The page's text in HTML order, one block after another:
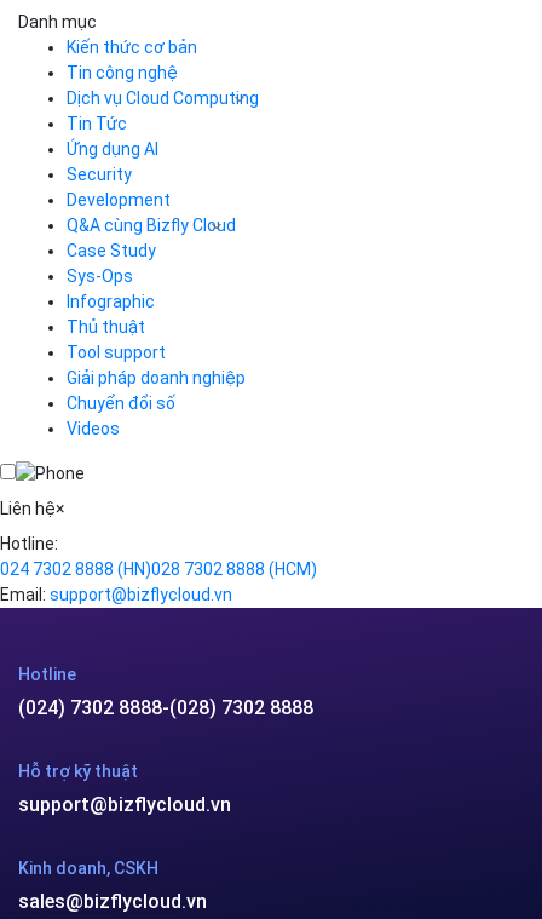
Danh mục
Kiến thức cơ bản
Tin công nghệ
Dịch vụ Cloud Computing
Cloud Server
CDN
Load Balancer
Auto Scaling
Container Registry
Kubernetes
Cloud Database
Call Center
Business Email
Simple Storage
VOD
VPN
Traffic Manager
Cloud VPS
Videos
Tin Tức
Ứng dụng AI
Security
Development
Q&A cùng Bizfly Cloud
Q&A về Bizfly Cloud Server
Thao tác kết nối tới server
Videos
Q&A về Bizfly Business Email
Videos
Case Study
Sys-Ops
Infographic
Thủ thuật
Tool support
Giải pháp doanh nghiệp
Chuyển đổi số
Videos
Liên hệ×
Hotline:
024 7302 8888 (HN)028 7302 8888 (HCM)
Email: support@bizflycloud.vn
Hotline
(024) 7302 8888-(028) 7302 8888
Hỗ trợ kỹ thuật
support@bizflycloud.vn
Kinh doanh, CSKH
sales@bizflycloud.vn